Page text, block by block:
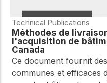
pointe qui
l'innovation
construction
la durabilité.
Technical Publications
Méthodes de
l'acquisition de
Canada
Ce document fournit
communes et efficaces